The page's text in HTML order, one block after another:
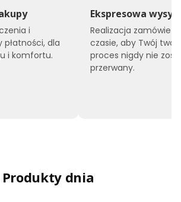
i
dla
i komfortu.
Ekspresowa
Realizacja zamówień
czasie, aby Twój
proces nigdy nie
przerwany.
Produkty dnia